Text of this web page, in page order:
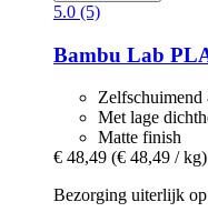
5.0 (5)
Bambu Lab
Met lage
Matte finish
€ 48,49 (€ 48,49 / kg)
Bezorging uiterlijk op